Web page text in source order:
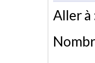
Aller à